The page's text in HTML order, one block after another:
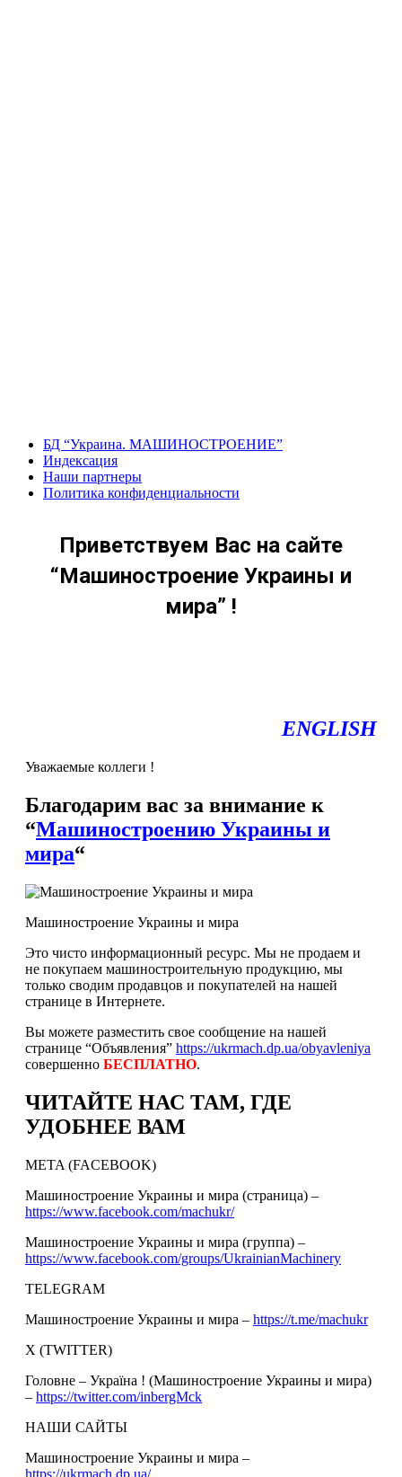
содержанию
БД “Украина. МАШИНОСТРОЕНИЕ”
Индекcация
Наши партнеры
Политика конфиденциальности
Приветствуем Вас на сайте
“Машиностроение Украины и
мира” !
ENGLISH
Уважаемые коллеги !
Благодарим вас за внимание к
“Машиностроению Украины и
мира“
Машиностроение Украины и мира
Это чисто информационный ресурс. Мы не продаем и
не покупаем машиностроительную продукцию, мы
только сводим продавцов и покупателей на нашей
странице в Интернете.
Вы можете разместить свое сообщение на нашей
странице “Объявления” https://ukrmach.dp.ua/obyavleniya
совершенно БЕСПЛАТНО.
ЧИТАЙТЕ НАС ТАМ, ГДЕ
УДОБНЕЕ ВАМ
META (FACEBOOK)
Машиностроение Украины и мира (страница) –
https://www.facebook.com/machukr/
Машиностроение Украины и мира (группа) –
https://www.facebook.com/groups/UkrainianMachinery
TELEGRAM
Машиностроение Украины и мира – https://t.me/machukr
Х (TWITTER)
Головне – Україна ! (Машиностроение Украины и мира)
– https://twitter.com/inbergMck
НАШИ САЙТЫ
Машиностроение Украины и мира –
https://ukrmach.dp.ua/